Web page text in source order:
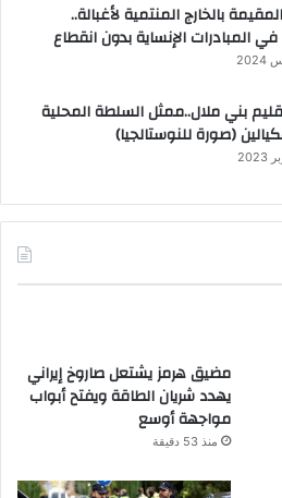
بالخارج المنتمية لأغبالة..
في المبادرات الإنساية بدون انقطاع
بني ملال..ممثل السلطة المحلية
(صورة للنوستالجيا)
مضيق هرمز يشتعل صاروخ إيراني
يهدد شريان الطاقة ويفتح أبواب
مواجهة أوسع
منذ 53 دقيقة